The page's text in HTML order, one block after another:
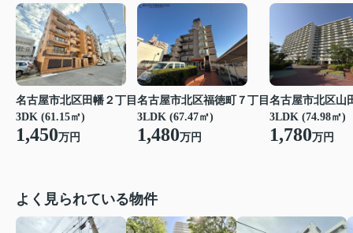
名古屋市北区田幡２丁目
3DK (61.15㎡)
1,450万円
名古屋市北区福徳町７丁目
3LDK (67.47㎡)
1,480万円
名古屋市北区山
3LDK (74.98㎡)
1,780万円
よく見られている物件